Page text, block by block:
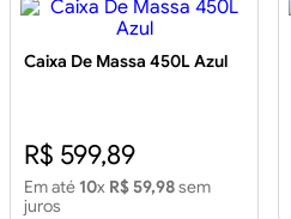
Caixa De Massa 450L Azul
R$ 599,89
Em até 10x R$ 59,98sem
juros